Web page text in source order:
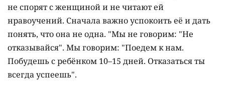
не спорят с женщиной и не читают ей
нравоучений. Сначала важно успокоить её и дать
понять, что она не одна. "Мы не говорим: "Не
отказывайся". Мы говорим: "Поедем к нам.
Побудешь с ребёнком 10–15 дней. Отказаться ты
всегда успеешь".